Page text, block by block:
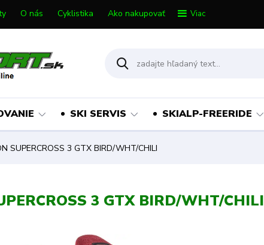
O nás Cyklistika Ako nakupovať Viac
SKI SERVIS SKIALP-FREERIDE
SUPERCROSS 3 GTX BIRD/WHT/CHILI
3 GTX BIRD/WHT/CHILI